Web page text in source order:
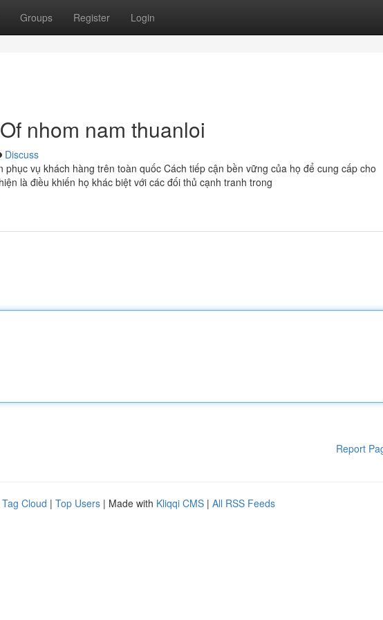
Groups Register Login
nhom nam thuanloi
Discuss
vụ khách hàng trên toàn quốc Cách tiếp cận bền vững của họ để cung cấp cho
là điều khiến họ khác biệt với các đối thủ cạnh tranh trong
Report
Tag Cloud | Top Users | Made with Kliqqi CMS | All RSS Feeds